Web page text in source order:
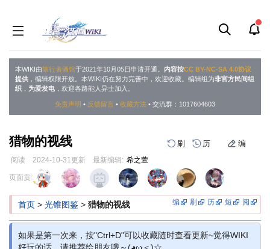
本WIKI由旅行者酒馆于2021年10月05日申请开通。 内容按CC BY-NC-SA 4.0协议
提供 ，编辑权限开放。本WIKI仍在努力完善中，欢迎收藏。编辑组为非官方民间组
织 ， 为爱发电，欢迎各路能人异士加入。
免责声明 • 反馈留言 • 收藏方法 • 交流群：1017604603
猎物的视线 刷 历 编
阅读 2024-10-31更新 最新编辑: 希之萱
跳
导
跳
搜
页面贡献者 :
编 刷 历 短 阅
首页 > 光锥图鉴 > 猎物的视线
如果是第一次来，按"Ctrl+D"可以收藏随时查看更新~觉得WIKI